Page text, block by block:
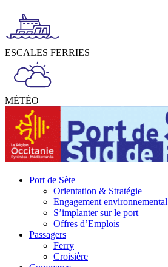
ESCALES FERRIES
MÉTÉO
Port de Sète
Orientation & Stratégie
Engagement environnemental
S’implanter sur le port
Offres d’Emplois
Passagers
Ferry
Croisière